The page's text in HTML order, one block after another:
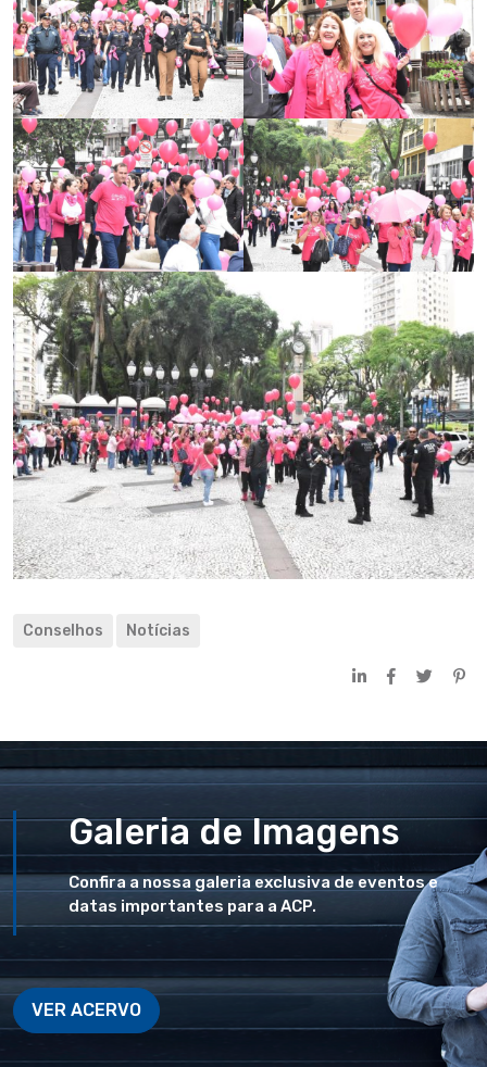
Conselhos Notícias
Galeria de Imagens
Confira a nossa galeria exclusiva de eventos e
datas importantes para a ACP.
VER ACERVO